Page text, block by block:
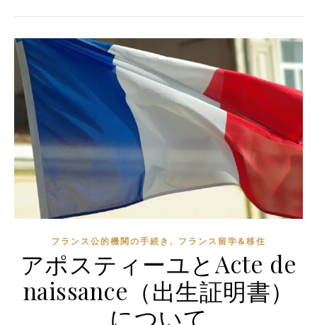
フランス公的機関の手続き , フランス留学&移住
アポスティーユとActe de
naissance（出生証明書）
について